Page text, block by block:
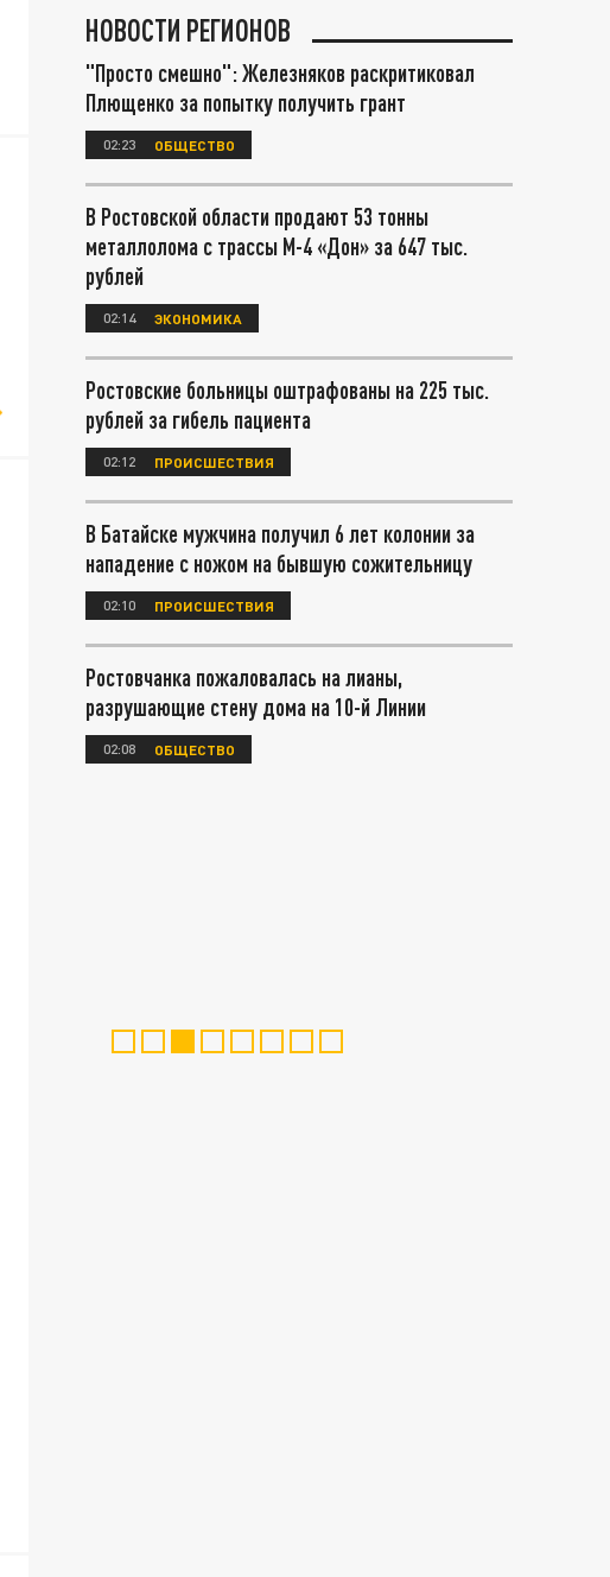
НОВОСТИ РЕГИОНОВ
"Просто смешно": Железняков раскритиковал
Плющенко за попытку получить грант
02:23 ОБЩЕСТВО
В Ростовской области продают 53 тонны
металлолома с трассы М-4 «Дон» за 647 тыс.
рублей
02:14 ЭКОНОМИКА
Ростовские больницы оштрафованы на 225 тыс.
рублей за гибель пациента
02:12 ПРОИСШЕСТВИЯ
В Батайске мужчина получил 6 лет колонии за
нападение с ножом на бывшую сожительницу
02:10 ПРОИСШЕСТВИЯ
Ростовчанка пожаловалась на лианы,
разрушающие стену дома на 10-й Линии
02:08 ОБЩЕСТВО